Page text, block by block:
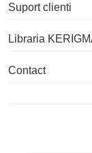
Suport clienti
Libraria
Contact